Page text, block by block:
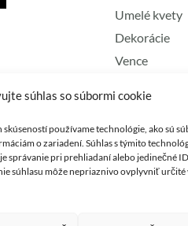
súhlas so súbormi cookie
používame technológie, ako sú
o zariadení. Súhlas s týmito
správanie pri prehliadaní alebo jedinečné
súhlasu môže nepriaznivo ovplyvniť určité
Umelé kvety
Dekorácie
Vence
Vianoce